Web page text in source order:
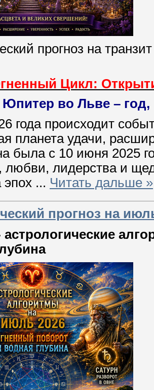
прогноз на
Цикл:
во Льве – год,
года происходит
планета удачи,
была с 10 июня 2025
любви, лидерства и
эпох ... Читать дальше »
прогноз на
астрологические